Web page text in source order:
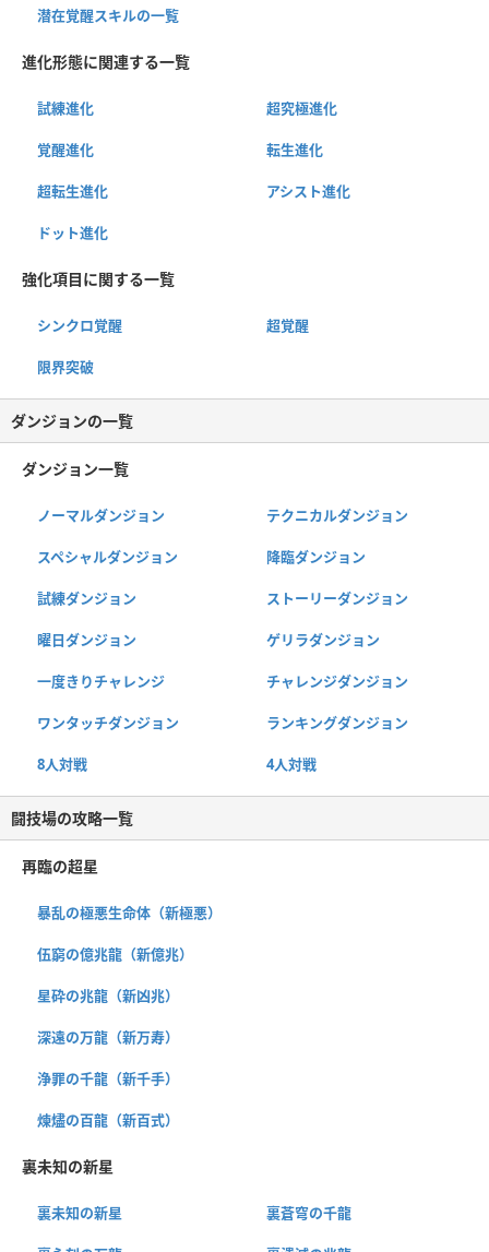
潜在覚醒スキルの一覧
進化形態に関連する一覧
試練進化 超究極進化
覚醒進化 転生進化
超転生進化 アシスト進化
ドット進化
強化項目に関する一覧
シンクロ覚醒 超覚醒
限界突破
ダンジョンの一覧
ダンジョン一覧
ノーマルダンジョン テクニカルダンジョン
スペシャルダンジョン 降臨ダンジョン
試練ダンジョン ストーリーダンジョン
曜日ダンジョン ゲリラダンジョン
一度きりチャレンジ チャレンジダンジョン
ワンタッチダンジョン ランキングダンジョン
8人対戦 4人対戦
闘技場の攻略一覧
再臨の超星
暴乱の極悪生命体（新極悪）
伍窮の億兆龍（新億兆）
星砕の兆龍（新凶兆）
深遠の万龍（新万寿）
浄罪の千龍（新千手）
煉燼の百龍（新百式）
裏未知の新星
裏未知の新星 裏蒼穹の千龍